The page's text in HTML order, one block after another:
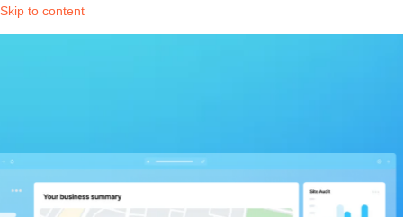
Skip to content